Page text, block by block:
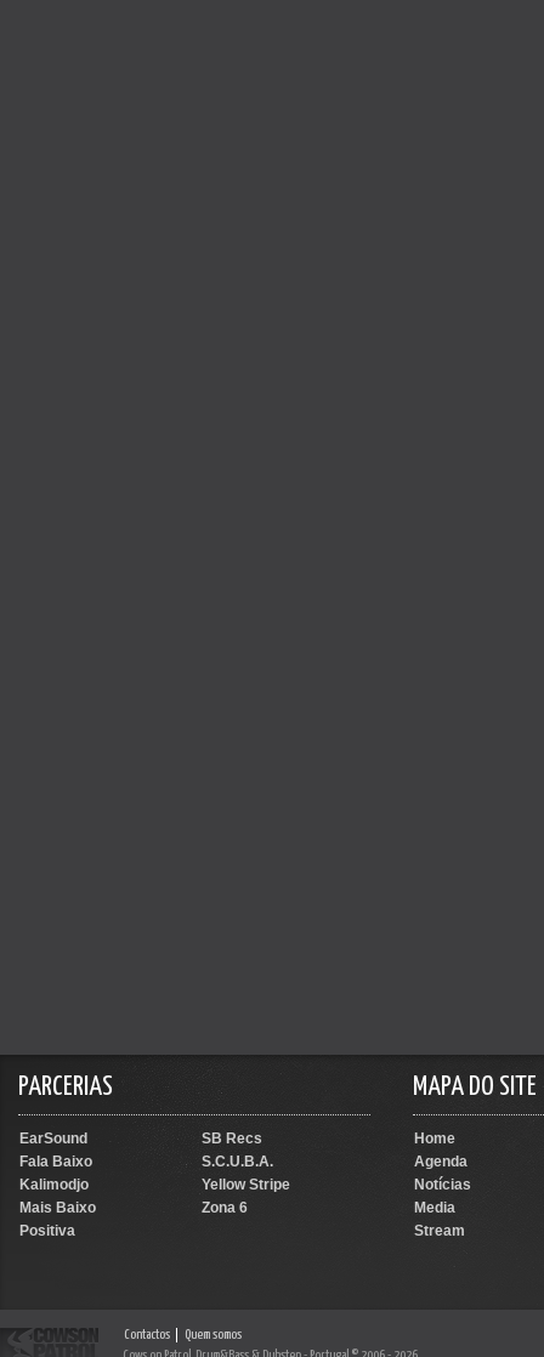
PARCERIAS
EarSound
SB Recs
Fala Baixo
S.C.U.B.A.
Kalimodjo
Yellow Stripe
Mais Baixo
Zona 6
Positiva
MAPA DO SITE
Home
Agenda
Notícias
Media
Stream
Contactos
Quem somos